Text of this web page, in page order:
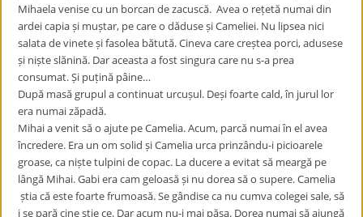
Mihaela venise cu un borcan de zacuscă. Avea o rețetă numai din
ardei capia și muștar, pe care o dăduse și Cameliei. Nu lipsea nici
salata de vinete și fasolea bătută. Cineva care creștea porci, adusese
și niște slănină. Dar aceasta a fost singura care nu s-a prea
consumat. Și puțină pâine…
După masă grupul a continuat urcușul. Deși foarte cald, în jurul lor
era numai zăpadă.
Mihai a venit să o ajute pe Camelia. Acum, parcă numai în el avea
încredere. Era un om solid și Camelia urca prinzându-i picioarele
groase, ca niște tulpini de copac. La ducere a evitat să meargă pe
lângă Mihai. Gabi era cam geloasă și nu dorea să o supere. Camelia
știa că este foarte frumoasă. Se gândise ca nu cumva colegei sale, să
i se pară cine știe ce. Dar acum nu-i mai păsa. Dorea numai să ajungă